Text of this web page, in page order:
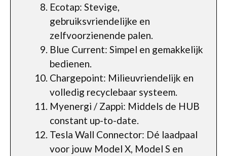
Ecotap: Stevige,
gebruiksvriendelijke en
zelfvoorzienende palen.
Blue Current: Simpel en gemakkelijk
bedienen.
Chargepoint: Milieuvriendelijk en
volledig recyclebaar systeem.
Myenergi / Zappi: Middels de HUB
constant up-to-date.
Tesla Wall Connector: Dé laadpaal
voor jouw Model X, Model S en